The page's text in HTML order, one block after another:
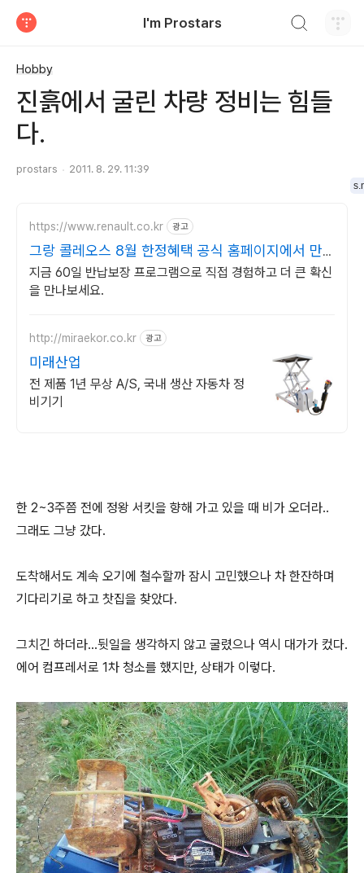
I'm Prostars
Hobby
진흙에서 굴린 차량 정비는 힘들
다.
prostars 2011. 8. 29. 11:39
https://www.renault.co.kr 광고
그랑 콜레오스 8월 한정혜택 공식 홈페이지에서 만
나보세요
지금 60일 반납보장 프로그램으로 직접 경험하고 더 큰 확신
을 만나보세요.
http://miraekor.co.kr 광고
미래산업
전 제품 1년 무상 A/S, 국내 생산 자동차 정
비기기
한 2~3주쯤 전에 정왕 서킷을 향해 가고 있을 때 비가 오더라..
그래도 그냥 갔다.
도착해서도 계속 오기에 철수할까 잠시 고민했으나 차 한잔하며
기다리기로 하고 찻집을 찾았다.
그치긴 하더라...뒷일을 생각하지 않고 굴렸으나 역시 대가가 컸다.
에어 컴프레서로 1차 청소를 했지만, 상태가 이렇다.